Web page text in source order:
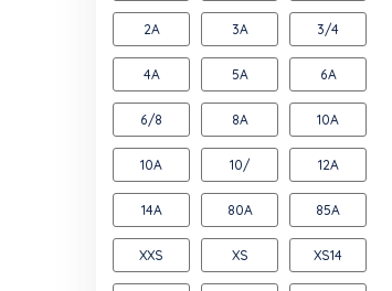
2A 3A 3/4
4A 5A 6A
6/8 8A 10A
10A 10/ 12A
14A 80A 85A
XXS XS XS14